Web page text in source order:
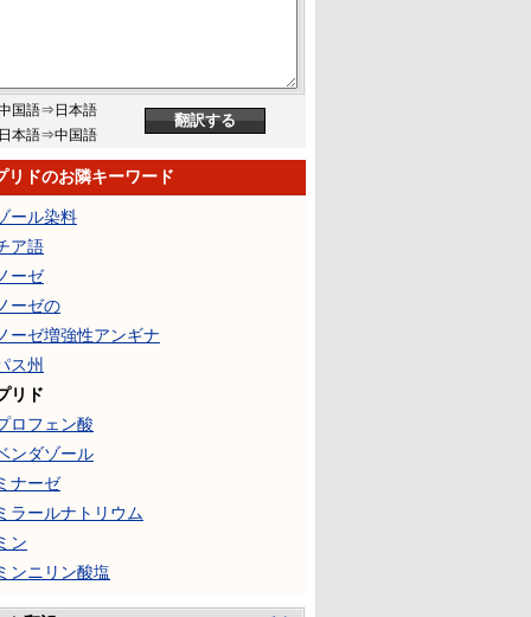
国語⇒日本語
本語⇒中国語
リドのお隣キーワード
ール染料
ア語
ーゼ
ーゼの
ーゼ増強性アンギナ
ス州
リド
ロフェン酸
ンダゾール
ナーゼ
ラールナトリウム
ン
ンニリン酸塩